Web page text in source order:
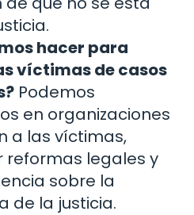
hacer para
víctimas de casos
Podemos
en organizaciones
a las víctimas,
reformas legales y
sobre la
de la justicia.